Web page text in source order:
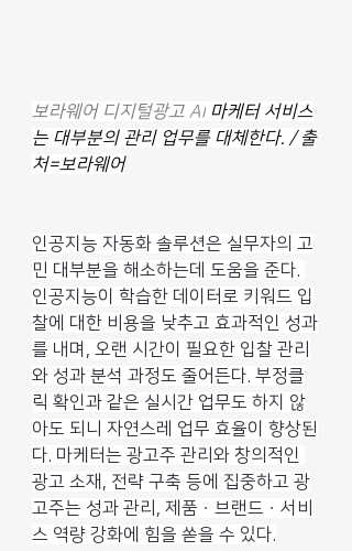
보라웨어 디지털광고 AI 마케터 서비스
는 대부분의 관리 업무를 대체한다. / 출
처=보라웨어
인공지능 자동화 솔루션은 실무자의 고
민 대부분을 해소하는데 도움을 준다.
인공지능이 학습한 데이터로 키워드 입
찰에 대한 비용을 낮추고 효과적인 성과
를 내며, 오랜 시간이 필요한 입찰 관리
와 성과 분석 과정도 줄어든다. 부정클
릭 확인과 같은 실시간 업무도 하지 않
아도 되니 자연스레 업무 효율이 향상된
다. 마케터는 광고주 관리와 창의적인
광고 소재, 전략 구축 등에 집중하고 광
고주는 성과 관리, 제품ㆍ브랜드ㆍ서비
스 역량 강화에 힘을 쏟을 수 있다.